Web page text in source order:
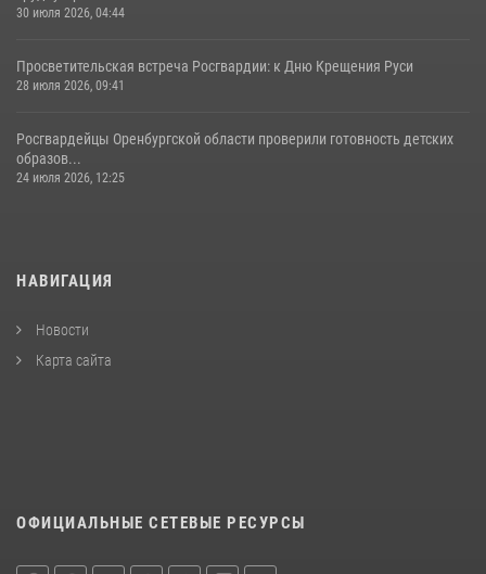
30 июля 2026, 04:44
Просветительская встреча Росгвардии: к Дню Крещения Руси
28 июля 2026, 09:41
Росгвардейцы Оренбургской области проверили готовность детских
образов...
24 июля 2026, 12:25
НАВИГАЦИЯ
Новости
Карта сайта
ОФИЦИАЛЬНЫЕ СЕТЕВЫЕ РЕСУРСЫ